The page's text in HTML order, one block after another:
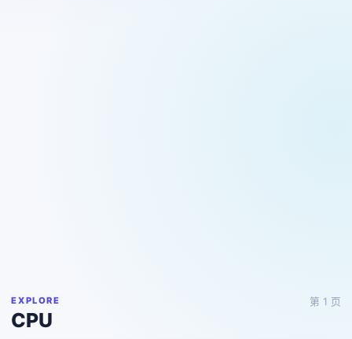
EXPLORE
CPU
第 1 页